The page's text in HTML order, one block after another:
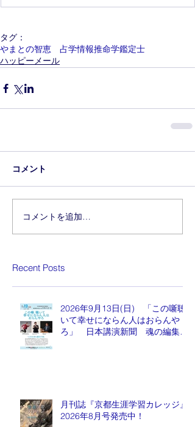
タグ：
やまとの智恵 占学情報推命学鑑定士
ハッピーメール
コメント
コメントを追加…
Recent Posts
2026年9月13日(日) 「この噺聴
いて幸せにならん人はおらんや
ろ」 日本講演新聞 魂の編集
月刊誌『京都生涯学習カレッジ』
2026年8月号発売中！